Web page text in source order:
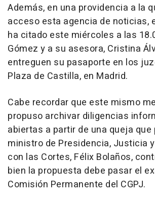
Además, en una providencia a la
acceso esta agencia de noticias,
ha citado este miércoles a las
Gómez y a su asesora, Cristina
entreguen su pasaporte en los
Plaza de Castilla, en Madrid.
Cabe recordar que este mismo
propuso archivar diligencias
abiertas a partir de una queja que
ministro de Presidencia, Justicia
con las Cortes, Félix Bolaños,
bien la propuesta debe pasar el
Comisión Permanente del CGPJ.